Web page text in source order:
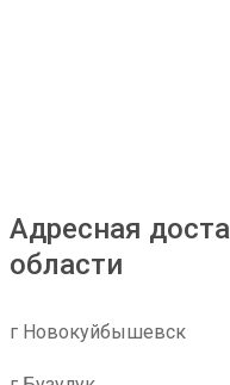
Адресная
области
г Новокуйбышевск